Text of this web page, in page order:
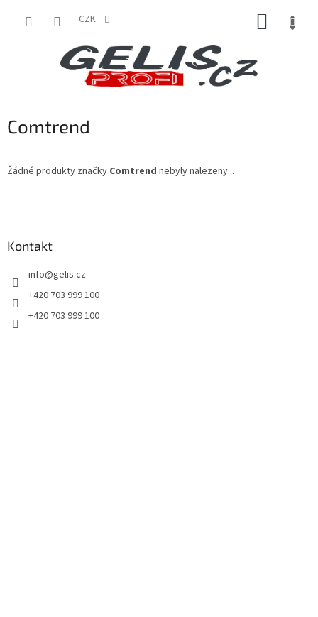
CZK
Comtrend
Žádné produkty značky Comtrend nebyly nalezeny...
Kontakt
info@gelis.cz
+420 703 999 100
+420 703 999 100